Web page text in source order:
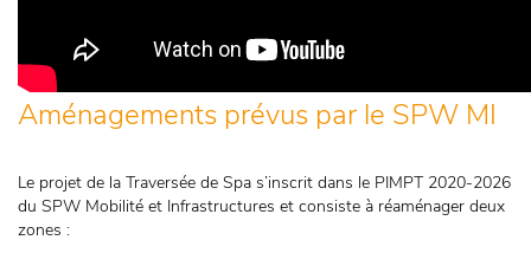
Aménagements prévus par le SPW MI
Le projet de la Traversée de Spa s’inscrit dans le PIMPT 2020-2026
du SPW Mobilité et Infrastructures et consiste à réaménager deux
zones :